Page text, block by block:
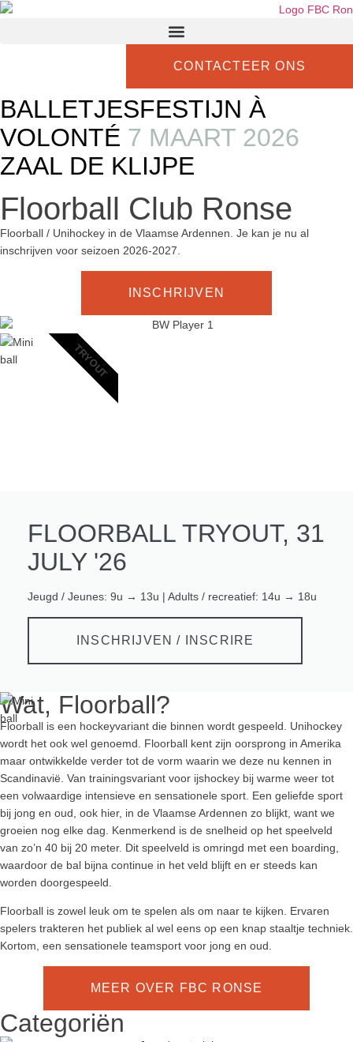
CONTACTEER ONS
BALLETJESFESTIJN À
VOLONTÉ 7 MAART 2026
ZAAL DE KLIJPE
Floorball Club Ronse
Floorball / Unihockey in de Vlaamse Ardennen. Je kan je nu al
inschrijven voor seizoen 2026-2027.
INSCHRIJVEN
FLOORBALL TRYOUT, 31
JULY '26
Jeugd / Jeunes: 9u → 13u | Adults / recreatief: 14u → 18u
INSCHRIJVEN / INSCRIRE
TRYOUT
Wat, Floorball?
Floorball is een hockeyvariant die binnen wordt gespeeld. Unihockey
wordt het ook wel genoemd. Floorball kent zijn oorsprong in Amerika
maar ontwikkelde verder tot de vorm waarin we deze nu kennen in
Scandinavië. Van trainingsvariant voor ijshockey bij warme weer tot
een volwaardige intensieve en sensationele sport. Een geliefde sport
bij jong en oud, ook hier, in de Vlaamse Ardennen zo blijkt, want we
groeien nog elke dag. Kenmerkend is de snelheid op het speelveld
van zo’n 40 bij 20 meter. Dit speelveld is omringd met een boarding,
waardoor de bal bijna continue in het veld blijft en er steeds kan
worden doorgespeeld.
Floorball is zowel leuk om te spelen als om naar te kijken. Ervaren
spelers trakteren het publiek al wel eens op een knap staaltje techniek.
Kortom, een sensationele teamsport voor jong en oud.
MEER OVER FBC RONSE
Categoriën